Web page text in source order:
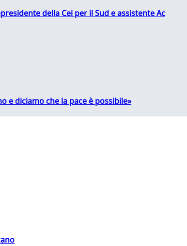
della Cei per il Sud e assistente Ac
e diciamo che la pace è possibile»